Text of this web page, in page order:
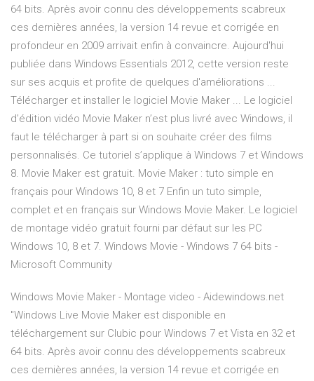
64 bits. Après avoir connu des développements scabreux
ces dernières années, la version 14 revue et corrigée en
profondeur en 2009 arrivait enfin à convaincre. Aujourd'hui
publiée dans Windows Essentials 2012, cette version reste
sur ses acquis et profite de quelques d'améliorations ...
Télécharger et installer le logiciel Movie Maker ... Le logiciel
d’édition vidéo Movie Maker n’est plus livré avec Windows, il
faut le télécharger à part si on souhaite créer des films
personnalisés. Ce tutoriel s’applique à Windows 7 et Windows
8. Movie Maker est gratuit. Movie Maker : tuto simple en
français pour Windows 10, 8 et 7 Enfin un tuto simple,
complet et en français sur Windows Movie Maker. Le logiciel
de montage vidéo gratuit fourni par défaut sur les PC
Windows 10, 8 et 7. Windows Movie - Windows 7 64 bits -
Microsoft Community
Windows Movie Maker - Montage video - Aidewindows.net
"Windows Live Movie Maker est disponible en
téléchargement sur Clubic pour Windows 7 et Vista en 32 et
64 bits. Après avoir connu des développements scabreux
ces dernières années, la version 14 revue et corrigée en